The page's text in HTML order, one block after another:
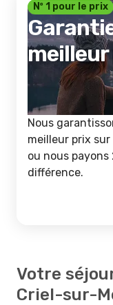
Nº 1 pour le prix
Nous
meilleur prix
ou nous payons
différence.
Votre
Criel-sur-